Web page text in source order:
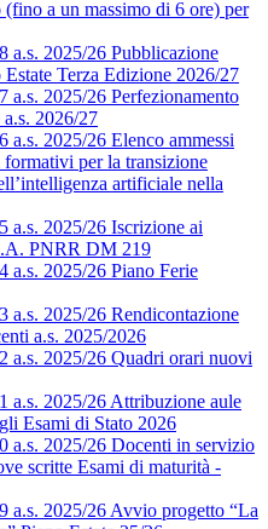
a un massimo di 6 ore) per
a.s. 2025/26 Pubblicazione
Terza Edizione 2026/27
a.s. 2025/26 Perfezionamento
2026/27
a.s. 2025/26 Elenco ammessi
per la transizione
artificiale nella
a.s. 2025/26 Iscrizione ai
PNRR DM 219
a.s. 2025/26 Piano Ferie
a.s. 2025/26 Rendicontazione
a.s. 2025/2026
a.s. 2025/26 Quadri orari nuovi
a.s. 2025/26 Attribuzione aule
Esami di Stato 2026
a.s. 2025/26 Docenti in servizio
scritte Esami di maturità -
a.s. 2025/26 Avvio progetto “La